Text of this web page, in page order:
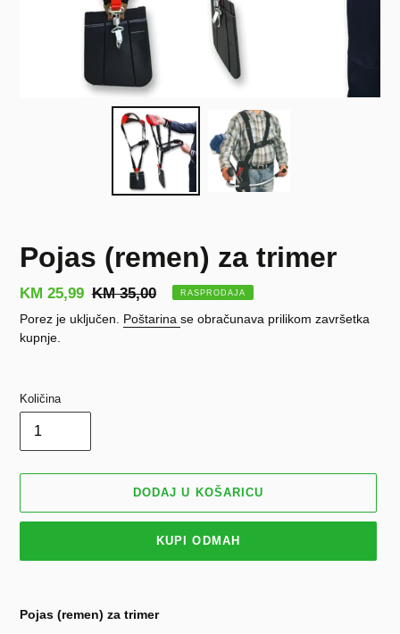
Pojas (remen) za trimer
Prodajna
cijena
KM 25,99 Redovna
cijena
KM 35,00 RASPRODAJA
Porez je uključen. Poštarina se obračunava prilikom završetka
kupnje.
Količina
DODAJ U KOŠARICU
KUPI ODMAH
Pojas (remen) za trimer